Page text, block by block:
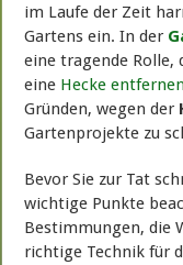
im Laufe der Zeit
Gartens ein. In der
eine tragende Rolle,
eine Hecke entfernen
Gründen, wegen der
Gartenprojekte zu
Bevor Sie zur Tat
wichtige Punkte
Bestimmungen, die
richtige Technik für